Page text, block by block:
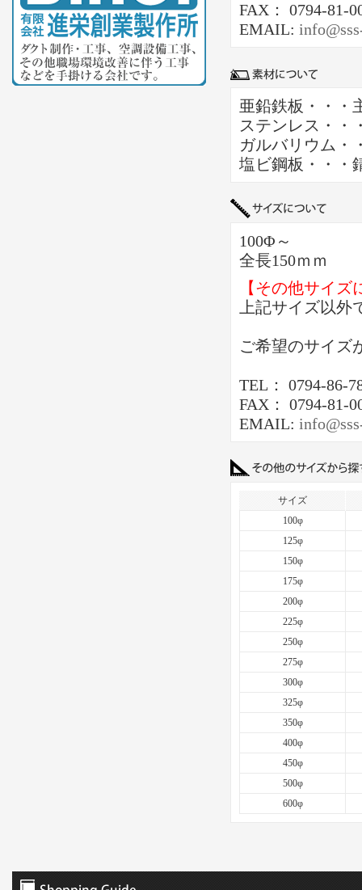
FAX： 0794-81-
EMAIL:
亜鉛鉄板・・・
ステンレス・
ガルバリウム・
塩ビ鋼板・・・
100Φ～
全長150ｍｍ
【その他サイズ
上記サイズ以
ご希望のサイズ
TEL： 0794-86-
FAX： 0794-81-
EMAIL:
サイズ
100φ
125φ
150φ
175φ
200φ
225φ
250φ
275φ
300φ
325φ
350φ
400φ
450φ
500φ
600φ